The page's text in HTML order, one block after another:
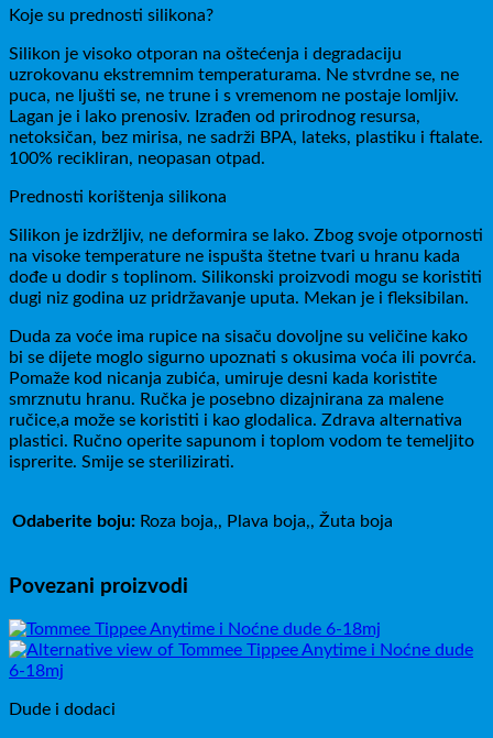
Koje su prednosti silikona?
Silikon je visoko otporan na oštećenja i degradaciju
uzrokovanu ekstremnim temperaturama. Ne stvrdne se, ne
puca, ne ljušti se, ne trune i s vremenom ne postaje lomljiv.
Lagan je i lako prenosiv. Izrađen od prirodnog resursa,
netoksičan, bez mirisa, ne sadrži BPA, lateks, plastiku i ftalate.
100% recikliran, neopasan otpad.
Prednosti korištenja silikona
Silikon je izdržljiv, ne deformira se lako. Zbog svoje otpornosti
na visoke temperature ne ispušta štetne tvari u hranu kada
dođe u dodir s toplinom. Silikonski proizvodi mogu se koristiti
dugi niz godina uz pridržavanje uputa. Mekan je i fleksibilan.
Duda za voće ima rupice na sisaču dovoljne su veličine kako
bi se dijete moglo sigurno upoznati s okusima voća ili povrća.
Pomaže kod nicanja zubića, umiruje desni kada koristite
smrznutu hranu. Ručka je posebno dizajnirana za malene
ručice,a može se koristiti i kao glodalica. Zdrava alternativa
plastici. Ručno operite sapunom i toplom vodom te temeljito
isprerite. Smije se sterilizirati.
Odaberite boju: Roza boja,, Plava boja,, Žuta boja
Povezani proizvodi
Dude i dodaci